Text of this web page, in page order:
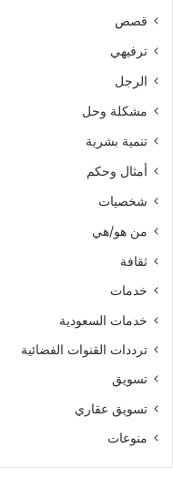
قصص
ترفيهي
الرجل
مشكلة وحل
تنمية بشرية
أمثال وحكم
شخصيات
من هو/هي
ثقافة
خدمات
خدمات السعودية
ترددات القنوات الفضائية
تسويق
تسويق عقاري
منوعات